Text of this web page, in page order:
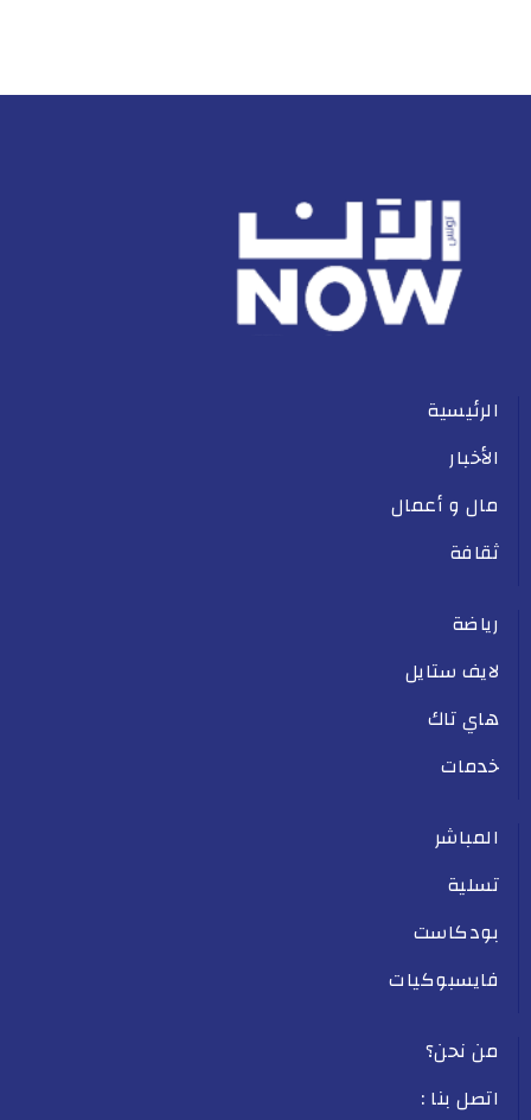
الرئيسية
الأخبار
مال و أعمال
ثقافة
رياضة
لايف ستايل
هاي تاك
خدمات
المباشر
تسلية
بودكاست
فايسبوكيات
من نحن؟
اتصل بنا :